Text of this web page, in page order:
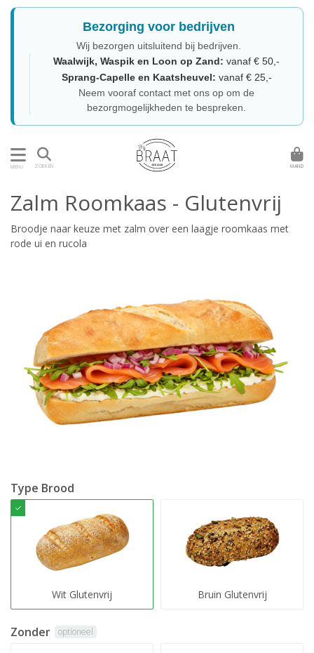
Bezorging voor bedrijven
Wij bezorgen uitsluitend bij bedrijven.
Waalwijk, Waspik en Loon op Zand: vanaf € 50,-
Sprang-Capelle en Kaatsheuvel: vanaf € 25,-
Neem vooraf contact met ons op om de
bezorgmogelijkheden te bespreken.
MENU ZOEKEN MAND
Zalm Roomkaas - Glutenvrij
Broodje naar keuze met zalm over een laagje roomkaas met
rode ui en rucola
Type Brood
Wit Glutenvrij Bruin Glutenvrij
Zonder optioneel